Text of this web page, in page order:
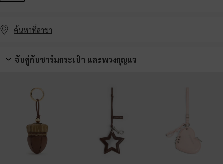
ค้นหาที่สาขา
จับคู่กับชาร์มกระเป๋า และพวงกุญแจ